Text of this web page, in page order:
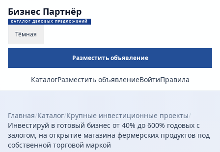
Бизнес Партнёр
КАТАЛОГ ДЕЛОВЫХ ПРЕДЛОЖЕНИЙ
Тёмная
Разместить объявление
КаталогРазместить объявлениеВойтиПравила
Главная/Каталог/Крупные инвестиционные проекты/
Инвестируй в готовый бизнес от 40% до 600% годовых с
залогом, на открытие магазина фермерских продуктов под
собственной торговой маркой